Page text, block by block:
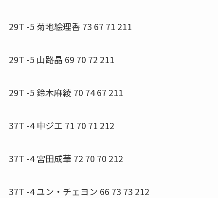
29T -5 菊地絵理香 73 67 71 211
29T -5 山路晶 69 70 72 211
29T -5 鈴木麻綾 70 74 67 211
37T -4 申ジエ 71 70 71 212
37T -4 宮田成華 72 70 70 212
37T -4 ユン・チェヨン 66 73 73 212